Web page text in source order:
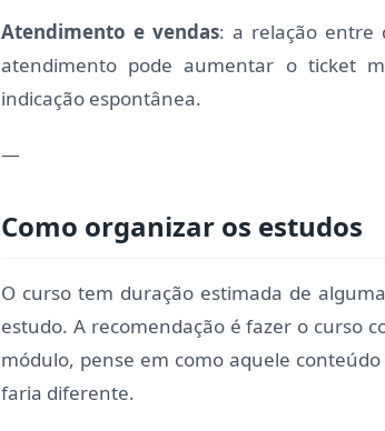
Atendimento e vendas: a relação entre
atendimento pode aumentar o ticket
indicação espontânea.
—
Como organizar os estudos
O curso tem duração estimada de
estudo. A recomendação é fazer o curso
módulo, pense em como aquele
faria diferente.